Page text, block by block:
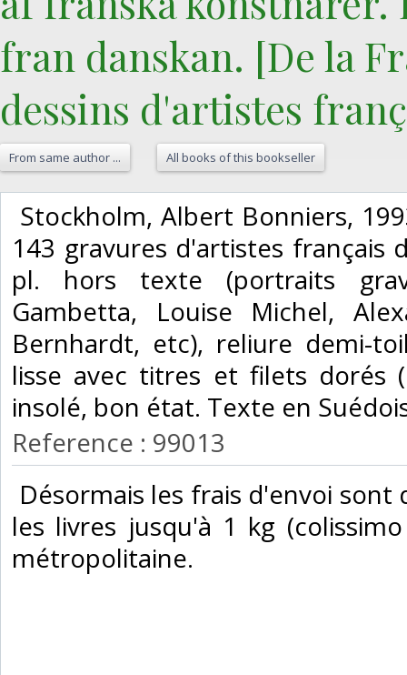
fran danskan. [De la
dessins d'artistes
From same author ... All books of this bookseller
Stockholm, Albert Bonniers,
143 gravures d'artistes français
pl. hors texte (portraits
Gambetta, Louise Michel,
Bernhardt, etc), reliure demi-
lisse avec titres et filets dorés
insolé, bon état. Texte en
Reference : 99013
Désormais les frais d'envoi
les livres jusqu'à 1 kg
métropolitaine.‎